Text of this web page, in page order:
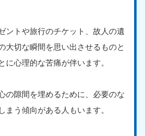
ントや旅行のチケット、故人の遺
大切な瞬間を思い出させるものと
に心理的な苦痛が伴います。
の隙間を埋めるために、必要のな
まう傾向がある人もいます。